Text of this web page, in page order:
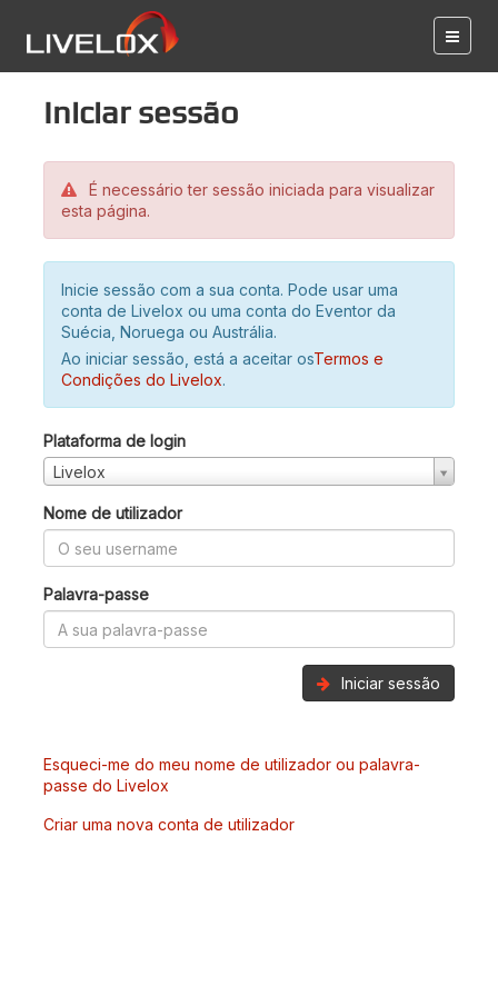
Iniciar sessão
É necessário ter sessão iniciada para visualizar
esta página.
Inicie sessão com a sua conta. Pode usar uma
conta de Livelox ou uma conta do Eventor da
Suécia, Noruega ou Austrália.
Ao iniciar sessão, está a aceitar osTermos e
Condições do Livelox.
Plataforma de login
Livelox
Nome de utilizador
Palavra-passe
Iniciar sessão
Esqueci-me do meu nome de utilizador ou palavra-
passe do Livelox
Criar uma nova conta de utilizador